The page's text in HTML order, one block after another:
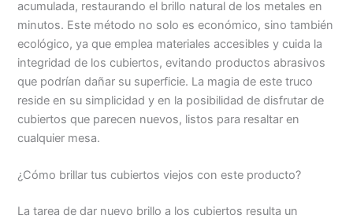
acumulada, restaurando el brillo natural de los metales en
minutos. Este método no solo es económico, sino también
ecológico, ya que emplea materiales accesibles y cuida la
integridad de los cubiertos, evitando productos abrasivos
que podrían dañar su superficie. La magia de este truco
reside en su simplicidad y en la posibilidad de disfrutar de
cubiertos que parecen nuevos, listos para resaltar en
cualquier mesa.
¿Cómo brillar tus cubiertos viejos con este producto?
La tarea de dar nuevo brillo a los cubiertos resulta un